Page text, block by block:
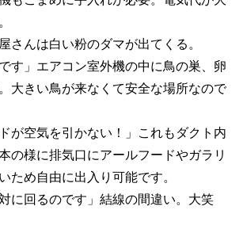
さんは白い粉のダマが出てくる。
す」エアコン室外機の中に鳥の巣、卵
大きい鳥が来なくて安全な場所なので
が空気を引かない！」これもダクト内
の様に排気口にアールフードやガラリ
ため自由に出入り可能です。
に回るのです」結線の間違い。大笑